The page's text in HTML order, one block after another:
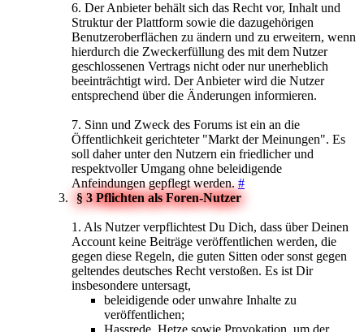
6. Der Anbieter behält sich das Recht vor, Inhalt und
Struktur der Plattform sowie die dazugehörigen
Benutzeroberflächen zu ändern und zu erweitern, wenn
hierdurch die Zweckerfüllung des mit dem Nutzer
geschlossenen Vertrags nicht oder nur unerheblich
beeinträchtigt wird. Der Anbieter wird die Nutzer
entsprechend über die Änderungen informieren.
7. Sinn und Zweck des Forums ist ein an die
Öffentlichkeit gerichteter "Markt der Meinungen". Es
soll daher unter den Nutzern ein friedlicher und
respektvoller Umgang ohne beleidigende
Anfeindungen gepflegt werden. #
§ 3 Pflichten als Foren-Nutzer
1. Als Nutzer verpflichtest Du Dich, dass über Deinen
Account keine Beiträge veröffentlichen werden, die
gegen diese Regeln, die guten Sitten oder sonst gegen
geltendes deutsches Recht verstoßen. Es ist Dir
insbesondere untersagt,
beleidigende oder unwahre Inhalte zu
veröffentlichen;